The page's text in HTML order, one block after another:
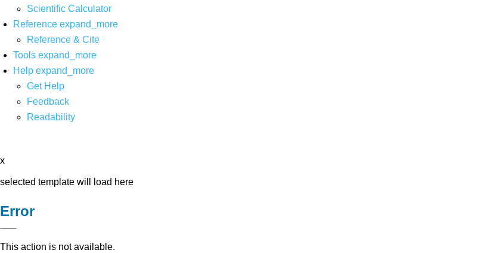
Scientific Calculator
Reference expand_more
Reference & Cite
Tools expand_more
Help expand_more
Get Help
Feedback
Readability
x
selected template will load here
Error
This action is not available.